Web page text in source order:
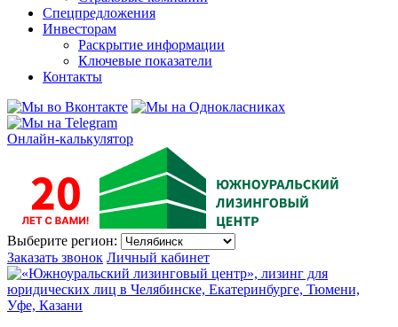
Спецпредложения
Инвесторам
Раскрытие информации
Ключевые показатели
Контакты
Онлайн-калькулятор
Выберите регион:
Заказать звонок Личный кабинет